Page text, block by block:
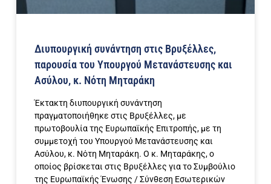
Διυπουργική συνάντηση στις Βρυξέλλες,
παρουσία του Υπουργού Μετανάστευσης και
Ασύλου, κ. Νότη Μηταράκη
Έκτακτη διυπουργική συνάντηση
πραγματοποιήθηκε στις Βρυξέλλες, με
πρωτοβουλία της Ευρωπαϊκής Επιτροπής, με τη
συμμετοχή του Υπουργού Μετανάστευσης και
Ασύλου, κ. Νότη Μηταράκη. Ο κ. Μηταράκης, ο
οποίος βρίσκεται στις Βρυξέλλες για το Συμβούλιο
της Ευρωπαϊκής Ένωσης / Σύνθεση Εσωτερικών